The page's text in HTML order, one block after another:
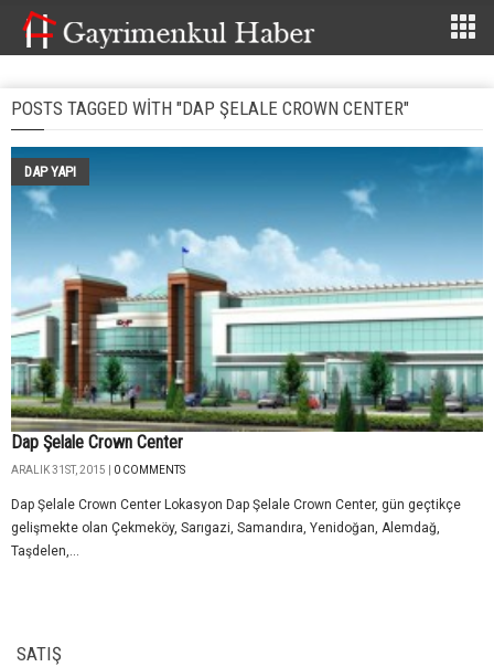
POSTS TAGGED WITH "DAP ŞELALE CROWN CENTER"
DAP YAPI
Dap Şelale Crown Center
ARALIK 31ST, 2015 | 0 COMMENTS
Dap Şelale Crown Center Lokasyon Dap Şelale Crown Center, gün geçtikçe
gelişmekte olan Çekmeköy, Sarıgazi, Samandıra, Yenidoğan, Alemdağ,
Taşdelen,...
SATIŞ